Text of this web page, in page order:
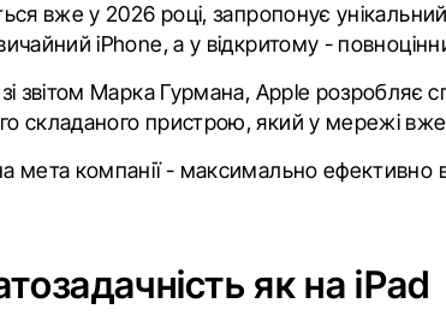
вже у 2026 році, запропонує
iPhone, а у відкритому -
зі звітом Марка Гурмана, Apple розробляє
складаного пристрою, який у мережі
мета компанії - максимально ефективно
як на iPad